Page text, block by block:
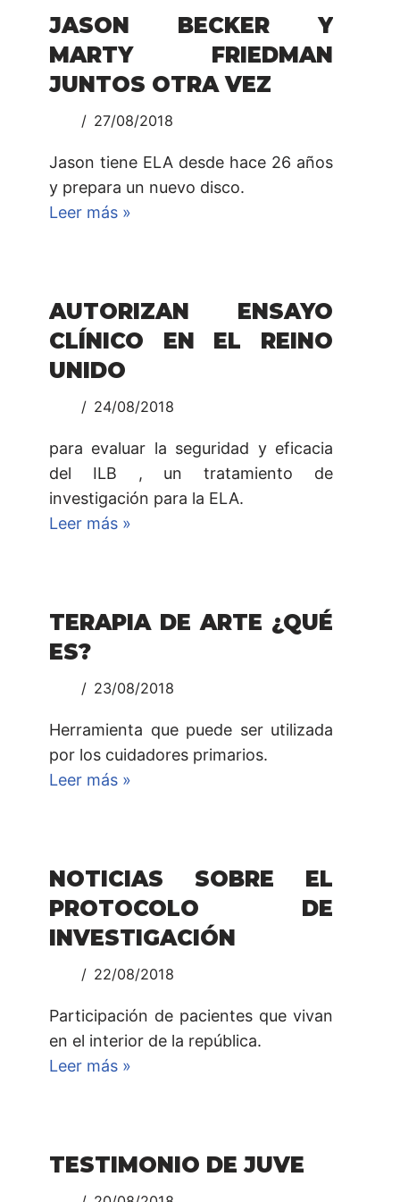
JASON BECKER Y
MARTY FRIEDMAN
JUNTOS OTRA VEZ
27/08/2018
Jason tiene ELA desde hace 26 años
y prepara un nuevo disco.
Leer más »
AUTORIZAN ENSAYO
CLÍNICO EN EL REINO
UNIDO
24/08/2018
para evaluar la seguridad y eficacia
del ILB , un tratamiento de
investigación para la ELA.
Leer más »
TERAPIA DE ARTE ¿QUÉ
ES?
23/08/2018
Herramienta que puede ser utilizada
por los cuidadores primarios.
Leer más »
NOTICIAS SOBRE EL
PROTOCOLO DE
INVESTIGACIÓN
22/08/2018
Participación de pacientes que vivan
en el interior de la república.
Leer más »
TESTIMONIO DE JUVE